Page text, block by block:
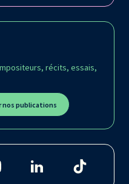
récits, essais,
nos publications